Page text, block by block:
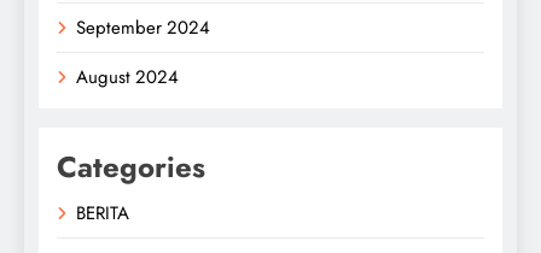
September 2024
August 2024
Categories
BERITA